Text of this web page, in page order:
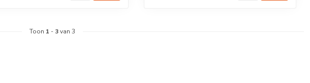
Toon 1 - 3van 3